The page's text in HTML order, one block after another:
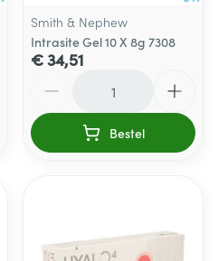
Smith & Nephew
Intrasite Gel 10 X 8g 7308
€ 34,51
Bestel